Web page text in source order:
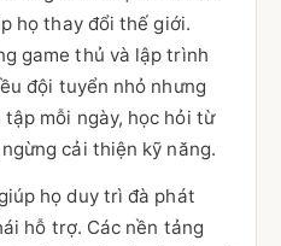
họ thay đổi thế giới.
game thủ và lập trình
đội tuyển nhỏ nhưng
mỗi ngày, học hỏi từ
cải thiện kỹ năng.
họ duy trì đà phát
hỗ trợ. Các nền tảng